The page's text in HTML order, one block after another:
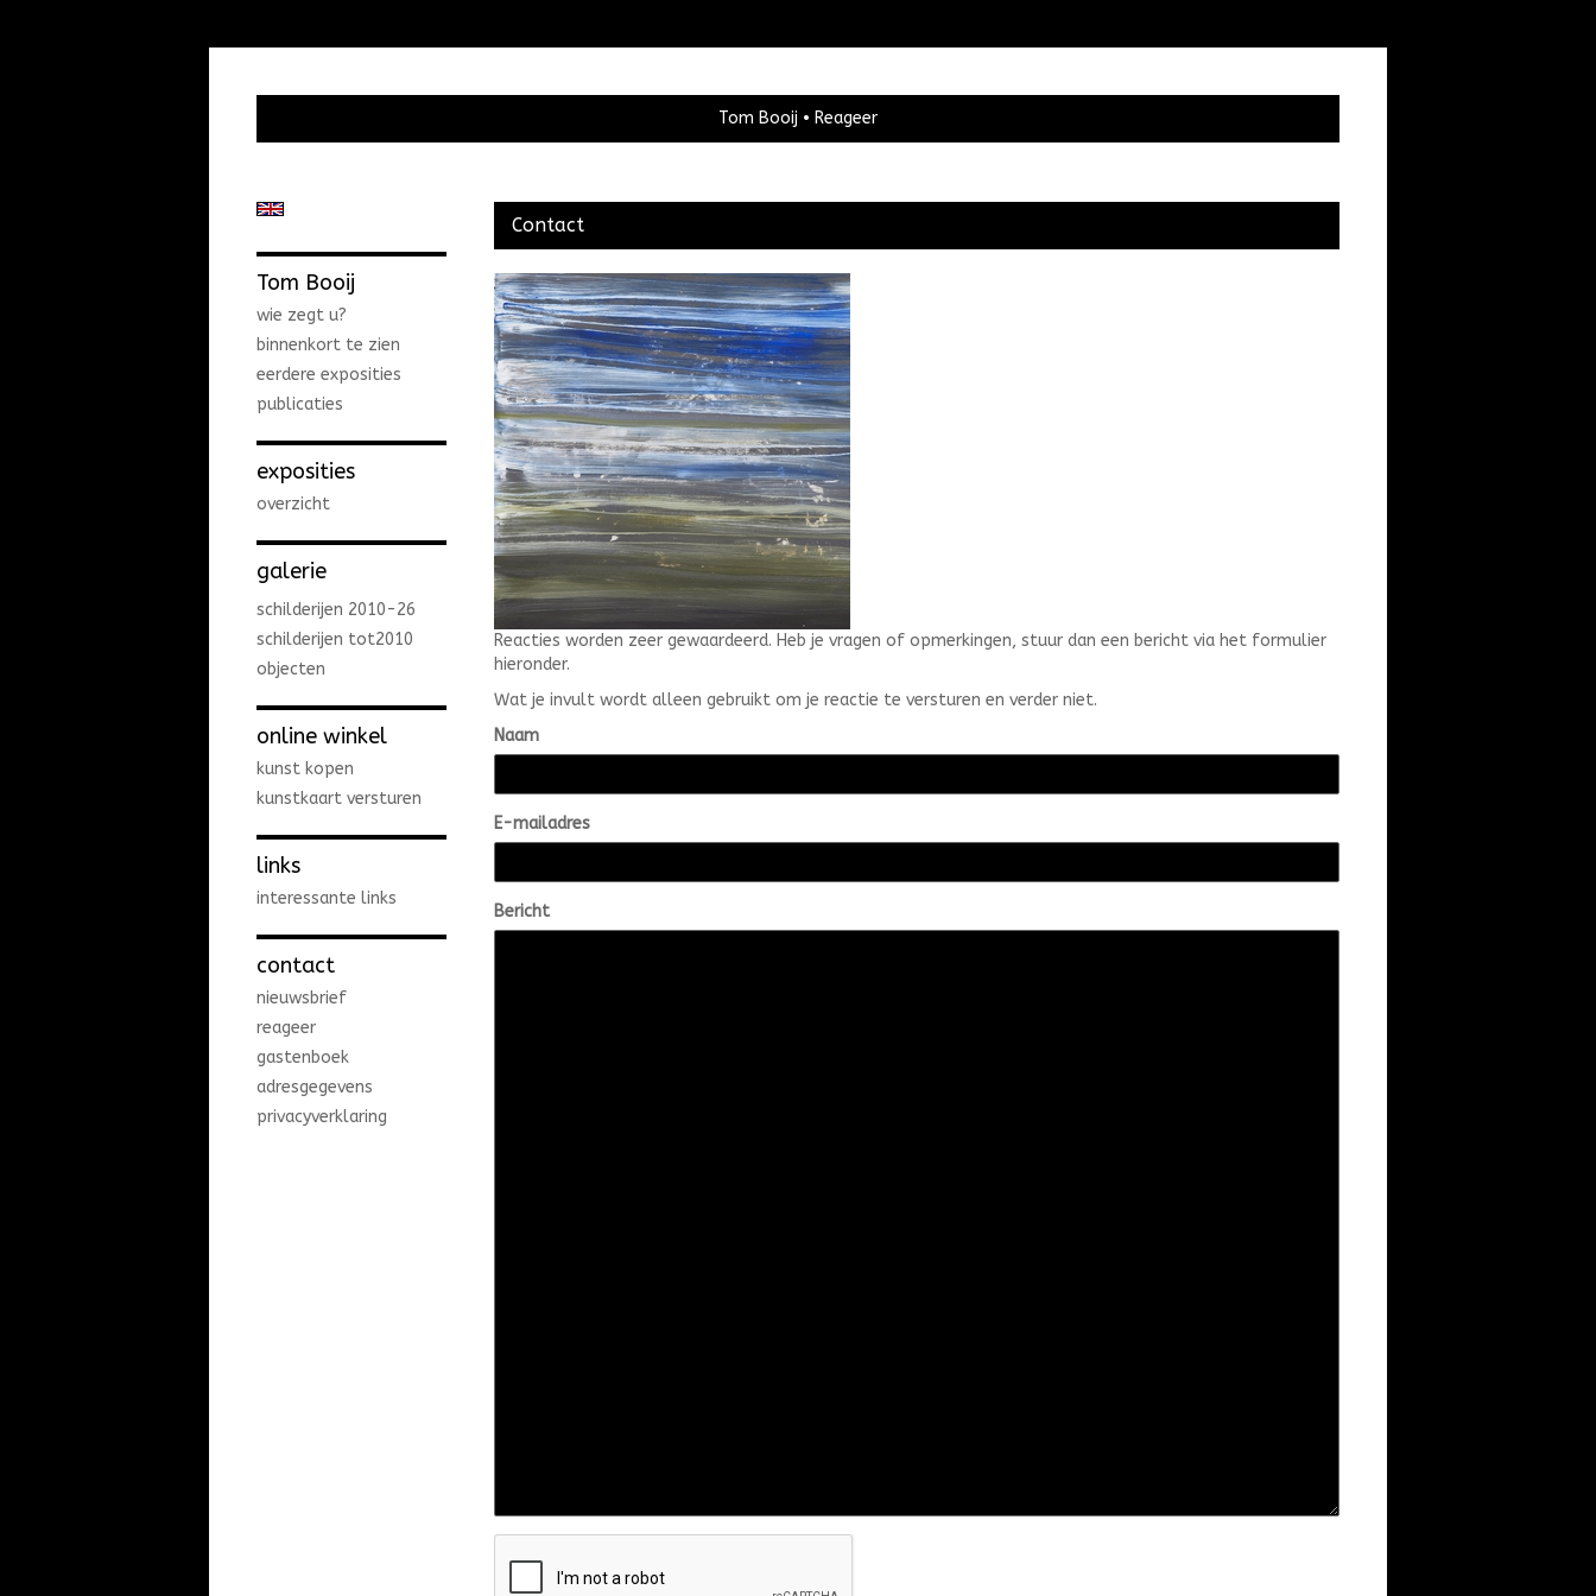
Tom Booij Reageer
Contact
Reacties worden zeer gewaardeerd. Heb je vragen of opmerkingen, stuur dan een bericht via het formulier
hieronder.
Wat je invult wordt alleen gebruikt om je reactie te versturen en verder niet.
Naam
E-mailadres
Bericht
Tom Booij
wie zegt u?
binnenkort te zien
eerdere exposities
publicaties
exposities
overzicht
galerie
schilderijen 2010-26
schilderijen tot2010
objecten
online winkel
kunst kopen
kunstkaart versturen
links
interessante links
contact
nieuwsbrief
reageer
gastenboek
adresgegevens
privacyverklaring